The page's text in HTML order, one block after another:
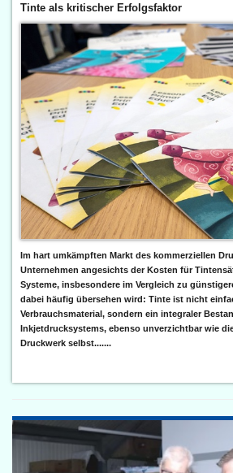
Tinte als kritischer Erfolgsfaktor
Im hart umkämpften Markt des kommerziellen
Unternehmen angesichts der Kosten für
Systeme, insbesondere im Vergleich zu
dabei häufig übersehen wird: Tinte ist nicht
Verbrauchsmaterial, sondern ein integraler
Inkjetdrucksystems, ebenso unverzichtbar wie
Druckwerk selbst.......